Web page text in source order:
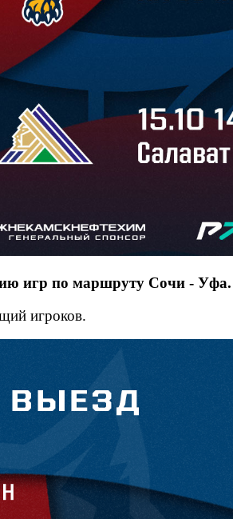
игр по маршруту Сочи - Уфа.
игроков.